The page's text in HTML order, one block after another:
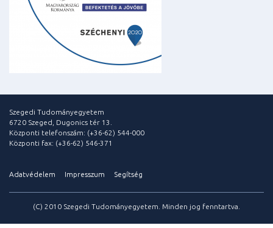
Szegedi Tudományegyetem
6720 Szeged, Dugonics tér 13.
Központi telefonszám: (+36-62) 544-000
Központi fax: (+36-62) 546-371
Adatvédelem Impresszum Segítség
(C) 2010 Szegedi Tudományegyetem. Minden jog fenntartva.